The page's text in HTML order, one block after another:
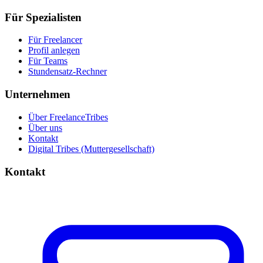
Für Spezialisten
Für Freelancer
Profil anlegen
Für Teams
Stundensatz-Rechner
Unternehmen
Über FreelanceTribes
Über uns
Kontakt
Digital Tribes (Muttergesellschaft)
Kontakt